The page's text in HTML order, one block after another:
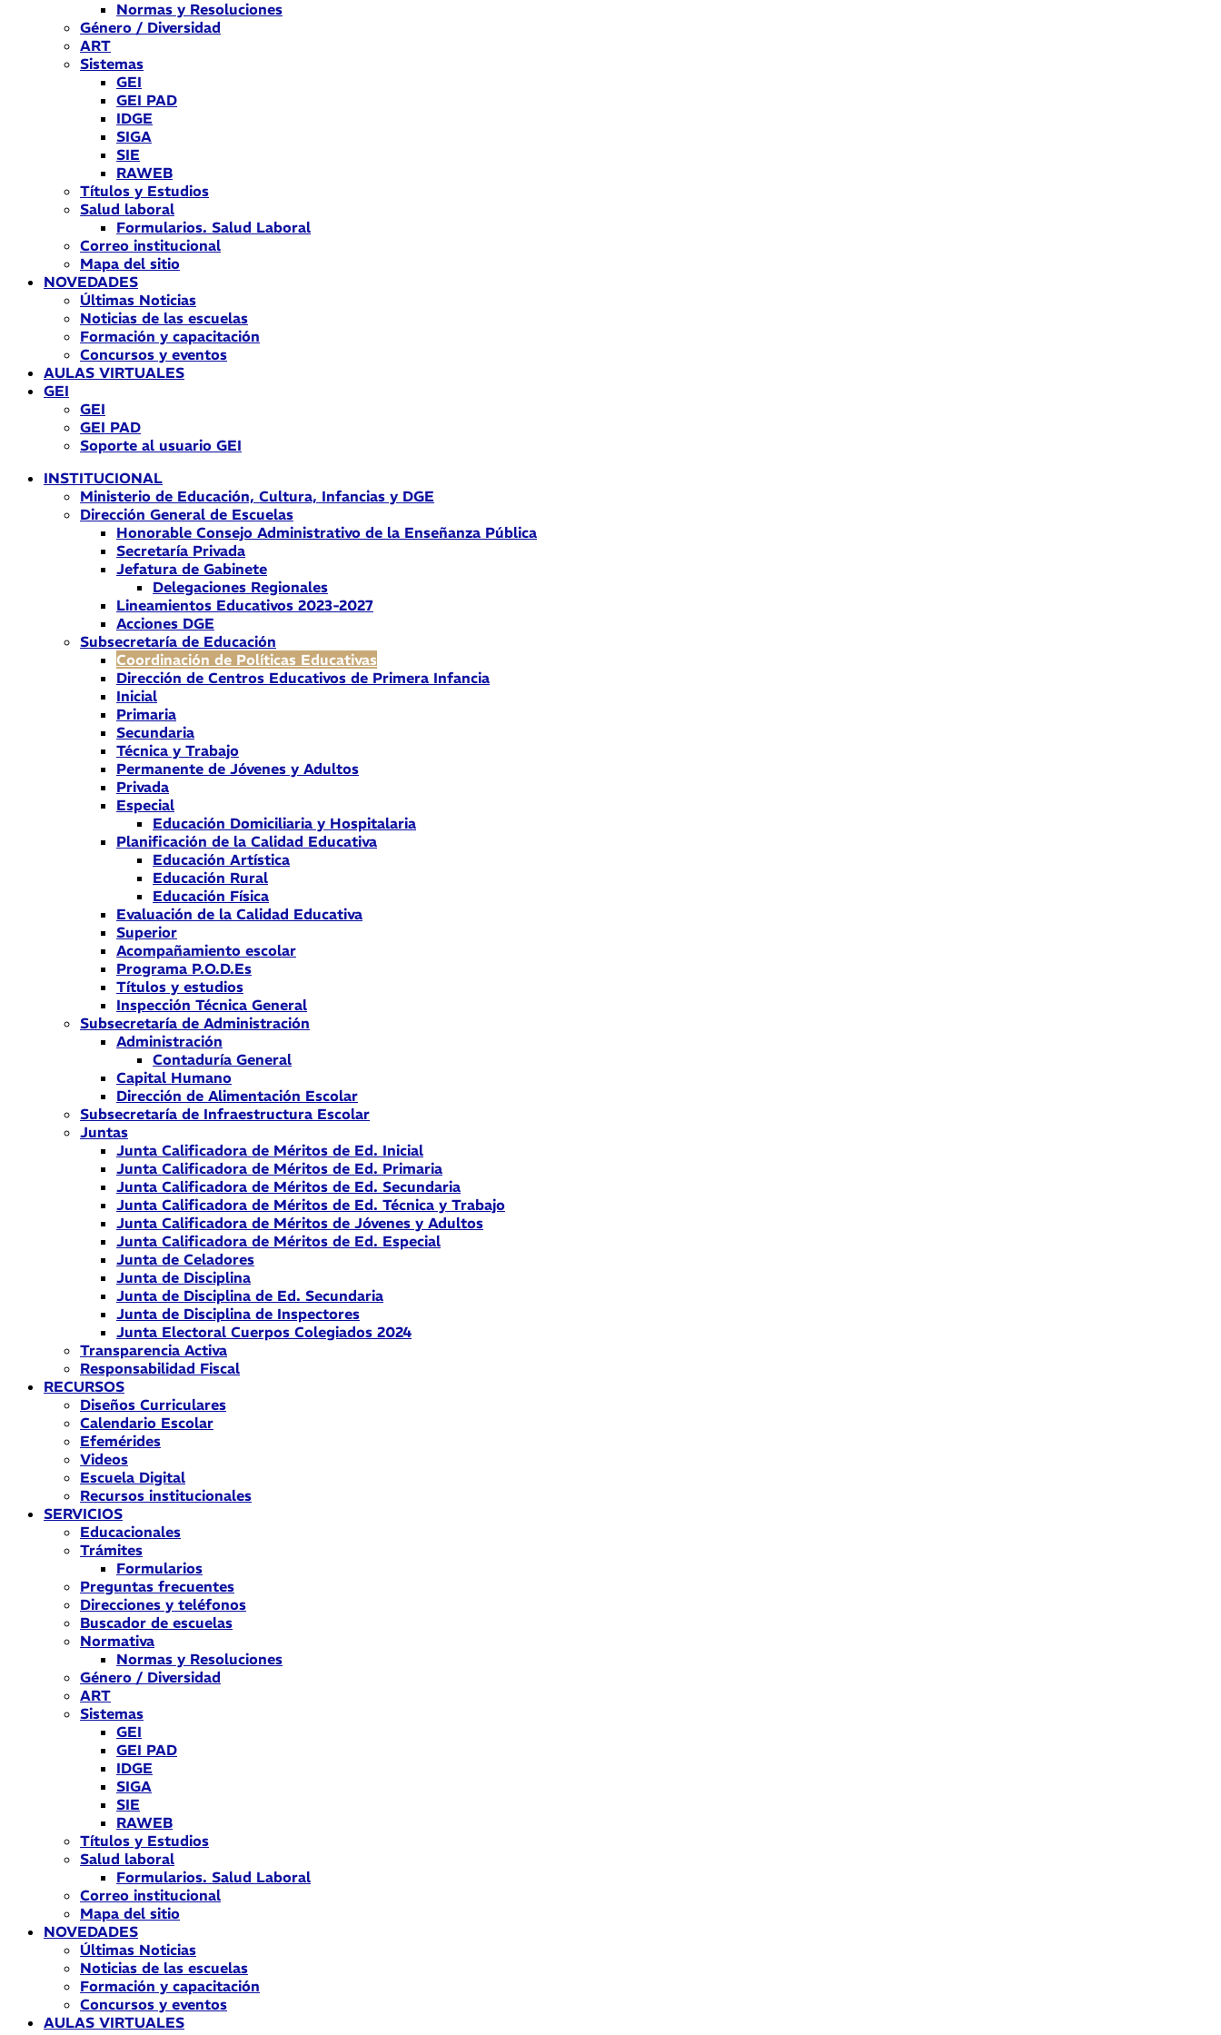
Normas y Resoluciones
Género / Diversidad
ART
Sistemas
GEI
GEI PAD
IDGE
SIGA
SIE
RAWEB
Títulos y Estudios
Salud laboral
Formularios. Salud Laboral
Correo institucional
Mapa del sitio
NOVEDADES
Últimas Noticias
Noticias de las escuelas
Formación y capacitación
Concursos y eventos
AULAS VIRTUALES
GEI
GEI
GEI PAD
Soporte al usuario GEI
INSTITUCIONAL
Ministerio de Educación, Cultura, Infancias y DGE
Dirección General de Escuelas
Honorable Consejo Administrativo de la Enseñanza Pública
Secretaría Privada
Jefatura de Gabinete
Delegaciones Regionales
Lineamientos Educativos 2023-2027
Acciones DGE
Subsecretaría de Educación
Coordinación de Políticas Educativas
Dirección de Centros Educativos de Primera Infancia
Inicial
Primaria
Secundaria
Técnica y Trabajo
Permanente de Jóvenes y Adultos
Privada
Especial
Educación Domiciliaria y Hospitalaria
Planificación de la Calidad Educativa
Educación Artística
Educación Rural
Educación Física
Evaluación de la Calidad Educativa
Superior
Acompañamiento escolar
Programa P.O.D.Es
Títulos y estudios
Inspección Técnica General
Subsecretaría de Administración
Administración
Contaduría General
Capital Humano
Dirección de Alimentación Escolar
Subsecretaría de Infraestructura Escolar
Juntas
Junta Calificadora de Méritos de Ed. Inicial
Junta Calificadora de Méritos de Ed. Primaria
Junta Calificadora de Méritos de Ed. Secundaria
Junta Calificadora de Méritos de Ed. Técnica y Trabajo
Junta Calificadora de Méritos de Jóvenes y Adultos
Junta Calificadora de Méritos de Ed. Especial
Junta de Celadores
Junta de Disciplina
Junta de Disciplina de Ed. Secundaria
Junta de Disciplina de Inspectores
Junta Electoral Cuerpos Colegiados 2024
Transparencia Activa
Responsabilidad Fiscal
RECURSOS
Diseños Curriculares
Calendario Escolar
Efemérides
Videos
Escuela Digital
Recursos institucionales
SERVICIOS
Educacionales
Trámites
Formularios
Preguntas frecuentes
Direcciones y teléfonos
Buscador de escuelas
Normativa
Normas y Resoluciones
Género / Diversidad
ART
Sistemas
GEI
GEI PAD
IDGE
SIGA
SIE
RAWEB
Títulos y Estudios
Salud laboral
Formularios. Salud Laboral
Correo institucional
Mapa del sitio
NOVEDADES
Últimas Noticias
Noticias de las escuelas
Formación y capacitación
Concursos y eventos
AULAS VIRTUALES